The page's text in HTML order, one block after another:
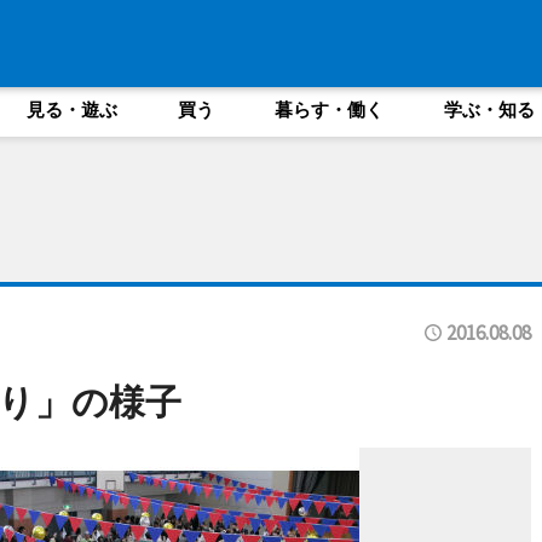
見る・遊ぶ 買う 暮らす・働く 学ぶ・知る
2016.08.08
」の様子